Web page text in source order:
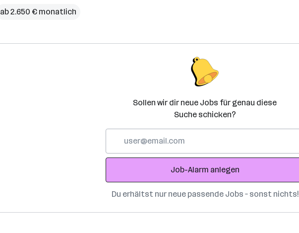
ab 2.650 € monatlich
Sollen wir dir neue Jobs für genau diese
Suche schicken?
Adresse
Job-Alarm anlegen
Du erhältst nur neue passende Jobs – sonst nichts!